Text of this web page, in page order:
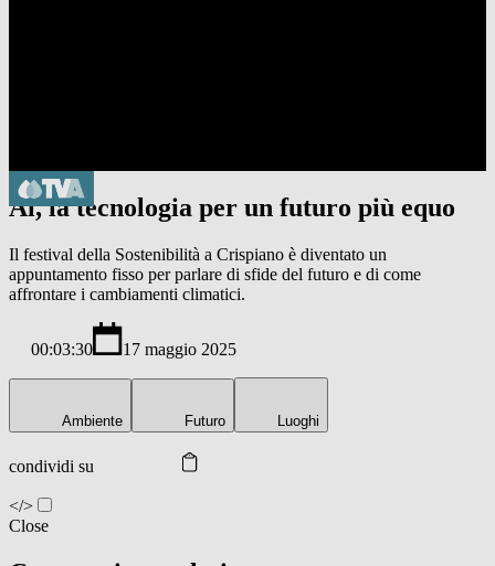
Al, la tecnologia per un futuro più equo
Il festival della Sostenibilità a Crispiano è diventato un
appuntamento fisso per parlare di sfide del futuro e di come
affrontare i cambiamenti climatici.
00:03:30 17 maggio 2025
Ambiente Futuro Luoghi
condividi su
</>
Close